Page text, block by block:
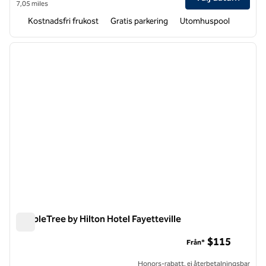
7,05 miles
Kostnadsfri frukost Gratis parkering Utomhuspool
1 av 12
nästa
DoubleTree by Hilton Hotel Fayetteville
Från* $115
Honors-rabatt, ej återbetalningsbar